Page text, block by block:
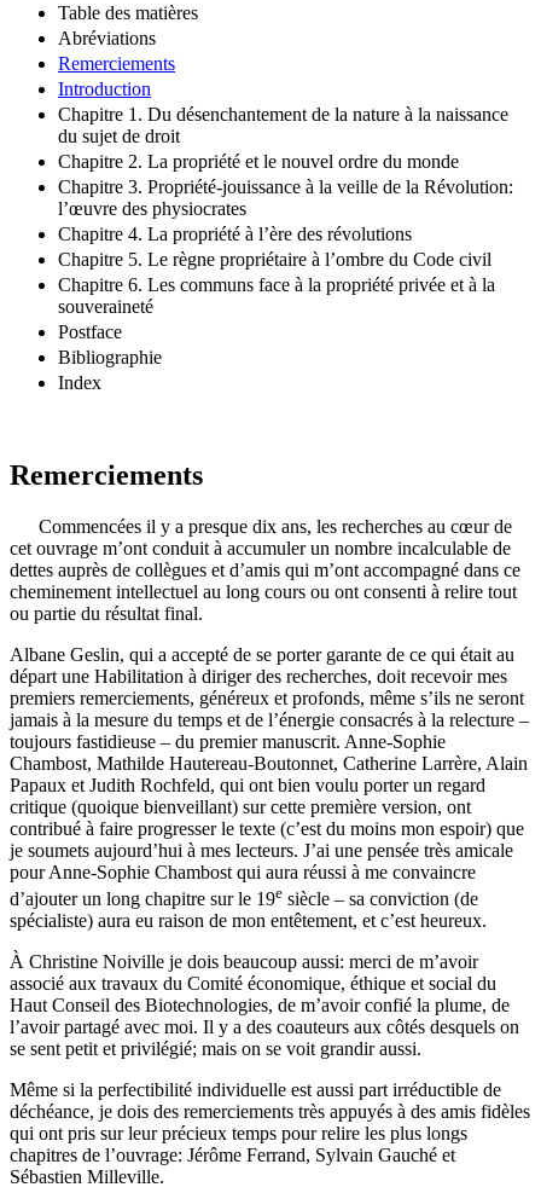
Table des matières
Abréviations
Remerciements
Introduction
Chapitre 1. Du désenchantement de la nature à la naissance
du sujet de droit
Chapitre 2. La propriété et le nouvel ordre du monde
Chapitre 3. Propriété-jouissance à la veille de la Révolution:
l’œuvre des physiocrates
Chapitre 4. La propriété à l’ère des révolutions
Chapitre 5. Le règne propriétaire à l’ombre du Code civil
Chapitre 6. Les communs face à la propriété privée et à la
souveraineté
Postface
Bibliographie
Index
Remerciements
Commencées il y a presque dix ans, les recherches au cœur de
cet ouvrage m’ont conduit à accumuler un nombre incalculable de
dettes auprès de collègues et d’amis qui m’ont accompagné dans ce
cheminement intellectuel au long cours ou ont consenti à relire tout
ou partie du résultat final.
Albane Geslin, qui a accepté de se porter garante de ce qui était au
départ une Habilitation à diriger des recherches, doit recevoir mes
premiers remerciements, généreux et profonds, même s’ils ne seront
jamais à la mesure du temps et de l’énergie consacrés à la relecture –
toujours fastidieuse – du premier manuscrit. Anne-Sophie
Chambost, Mathilde Hautereau-Boutonnet, Catherine Larrère, Alain
Papaux et Judith Rochfeld, qui ont bien voulu porter un regard
critique (quoique bienveillant) sur cette première version, ont
contribué à faire progresser le texte (c’est du moins mon espoir) que
je soumets aujourd’hui à mes lecteurs. J’ai une pensée très amicale
pour Anne-Sophie Chambost qui aura réussi à me convaincre
d’ajouter un long chapitre sur le 19e siècle – sa conviction (de
spécialiste) aura eu raison de mon entêtement, et c’est heureux.
À Christine Noiville je dois beaucoup aussi: merci de m’avoir
associé aux travaux du Comité économique, éthique et social du
Haut Conseil des Biotechnologies, de m’avoir confié la plume, de
l’avoir partagé avec moi. Il y a des coauteurs aux côtés desquels on
se sent petit et privilégié; mais on se voit grandir aussi.
Même si la perfectibilité individuelle est aussi part irréductible de
déchéance, je dois des remerciements très appuyés à des amis fidèles
qui ont pris sur leur précieux temps pour relire les plus longs
chapitres de l’ouvrage: Jérôme Ferrand, Sylvain Gauché et
Sébastien Milleville.